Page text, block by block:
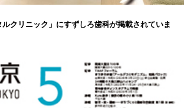
クリニック」にすずしろ歯科が掲載されていま